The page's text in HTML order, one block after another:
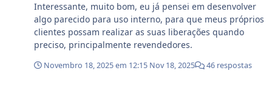
Interessante, muito bom, eu já pensei em desenvolver
algo parecido para uso interno, para que meus próprios
clientes possam realizar as suas liberações quando
preciso, principalmente revendedores.
Novembro 18, 2025 em 12:15 Nov 18, 2025 46 respostas